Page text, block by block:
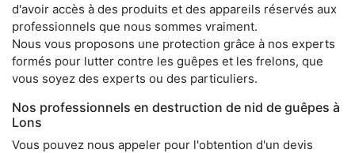
d'avoir accès à des produits et des appareils réservés aux
professionnels que nous sommes vraiment.
Nous vous proposons une protection grâce à nos experts
formés pour lutter contre les guêpes et les frelons, que
vous soyez des experts ou des particuliers.
Nos professionnels en destruction de nid de guêpes à
Lons
Vous pouvez nous appeler pour l'obtention d'un devis